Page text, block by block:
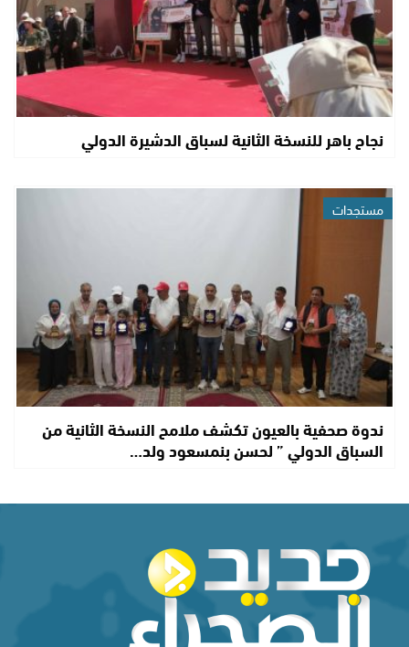
نجاح باهر للنسخة الثانية لسباق الدشيرة الدولي
مستجدات
ندوة صحفية بالعيون تكشف ملامح النسخة الثانية من
السباق الدولي ” لحسن بنمسعود ولد…